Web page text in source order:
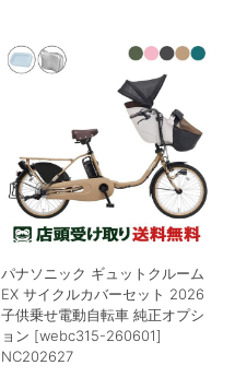
パナソニック ギュットクルーム
EX サイクルカバーセット 2026
子供乗せ電動自転車 純正オプシ
ョン [webc315-260601]
NC202627